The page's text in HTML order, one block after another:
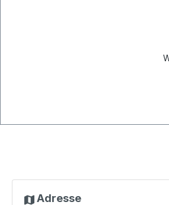
Adresse